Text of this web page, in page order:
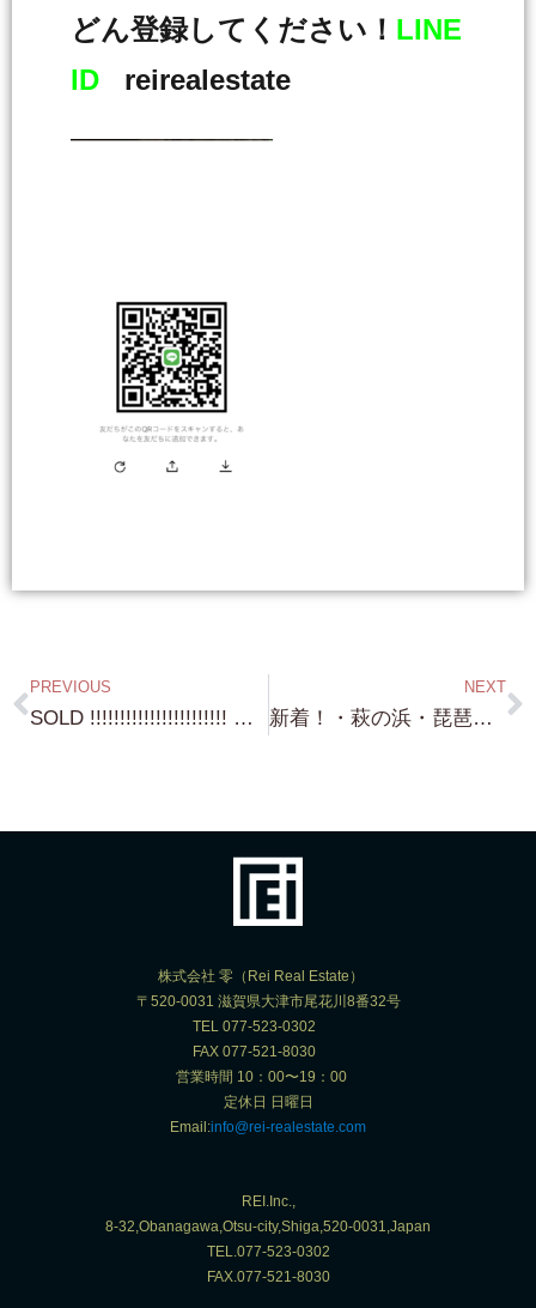
どん登録してください！ LINE
ID reirealestate
PREVIOUS
SOLD !!!!!!!!!!!!!!!!!!!!!!! 琵琶湖浜付き・大津市某所・約360坪・市街化区域・大型物件も こうして買えば夢が叶う！（笑）H様・H様・M様 ありがとうございました！
NEXT
新着！・萩の浜・琵琶湖浜前・約136坪・バッチリの浜前！・3,400万円！勿論 建物建設可能！
株式会社 零（Rei Real Estate）
〒520-0031 滋賀県大津市尾花川8番32号
TEL 077-523-0302
FAX 077-521-8030
営業時間 10：00〜19：00
定休日 日曜日
Email:info@rei-realestate.com
REI.Inc.,
8-32,Obanagawa,Otsu-city,Shiga,520-0031,Japan
TEL.077-523-0302
FAX.077-521-8030